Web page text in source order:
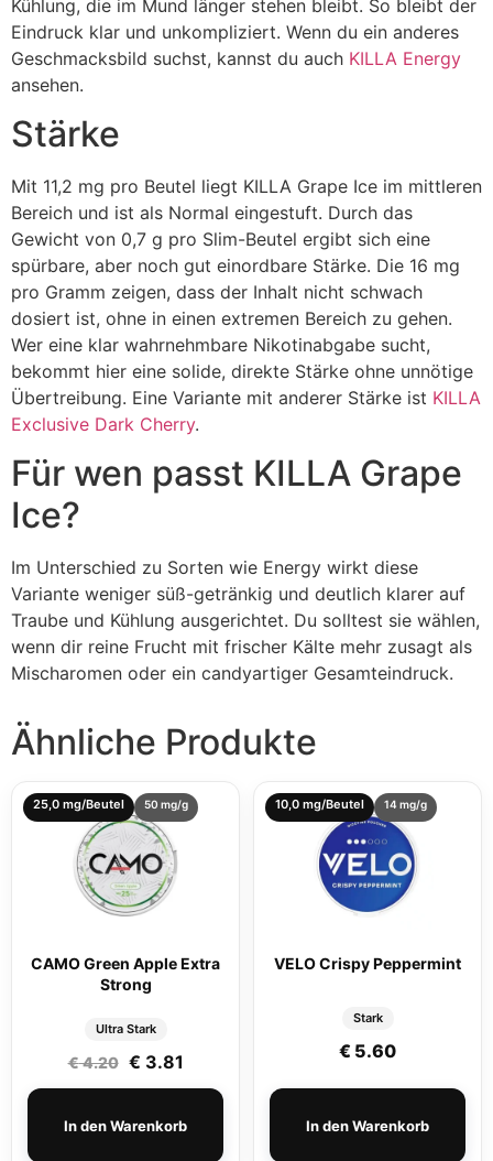
Kühlung, die im Mund länger stehen bleibt. So bleibt der
Eindruck klar und unkompliziert. Wenn du ein anderes
Geschmacksbild suchst, kannst du auch KILLA Energy
ansehen.
Stärke
Mit 11,2 mg pro Beutel liegt KILLA Grape Ice im mittleren
Bereich und ist als Normal eingestuft. Durch das
Gewicht von 0,7 g pro Slim-Beutel ergibt sich eine
spürbare, aber noch gut einordbare Stärke. Die 16 mg
pro Gramm zeigen, dass der Inhalt nicht schwach
dosiert ist, ohne in einen extremen Bereich zu gehen.
Wer eine klar wahrnehmbare Nikotinabgabe sucht,
bekommt hier eine solide, direkte Stärke ohne unnötige
Übertreibung. Eine Variante mit anderer Stärke ist KILLA
Exclusive Dark Cherry.
Für wen passt KILLA Grape
Ice?
Im Unterschied zu Sorten wie Energy wirkt diese
Variante weniger süß-getränkig und deutlich klarer auf
Traube und Kühlung ausgerichtet. Du solltest sie wählen,
wenn dir reine Frucht mit frischer Kälte mehr zusagt als
Mischaromen oder ein candyartiger Gesamteindruck.
Ähnliche Produkte
25,0 mg/Beutel 50 mg/g
CAMO Green Apple Extra
Strong
Ultra Stark
€4.20 Ursprünglicher Preis war: € 4.20
€ 3.81 Aktueller Preis ist: € 3.81.
In den Warenkorb
10,0 mg/Beutel 14 mg/g
VELO Crispy Peppermint
Stark
€ 5.60
In den Warenkorb